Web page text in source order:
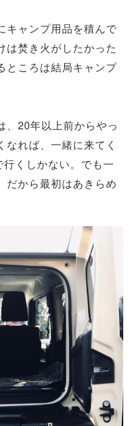
キャンプ用品を積んで
は焚き火がしたかった
ところは結局キャンプ
、20年以上前からやっ
れば、一緒に来てく
くしかない。でも一
だから最初はあきらめ